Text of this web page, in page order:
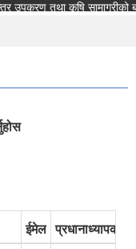
तथा कृषि सामाग्रीको
ईमेल प्रधानाध्यापकको